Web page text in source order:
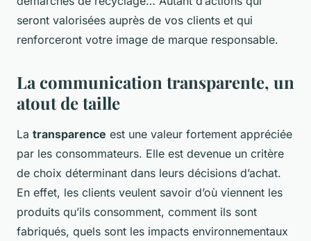
seront valorisées auprès de vos clients et qui
renforceront votre image de marque responsable.
La communication transparente, un
atout de taille
La transparence est une valeur fortement appréciée
par les consommateurs. Elle est devenue un critère
de choix déterminant dans leurs décisions d’achat.
En effet, les clients veulent savoir d’où viennent les
produits qu’ils consomment, comment ils sont
fabriqués, quels sont les impacts environnementaux